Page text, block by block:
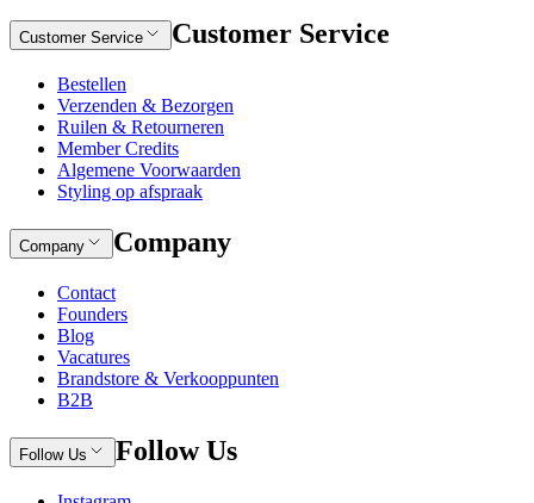
Customer Service Customer Service
Bestellen
Verzenden & Bezorgen
Ruilen & Retourneren
Member Credits
Algemene Voorwaarden
Styling op afspraak
Company Company
Contact
Founders
Blog
Vacatures
Brandstore & Verkooppunten
B2B
Follow Us Follow Us